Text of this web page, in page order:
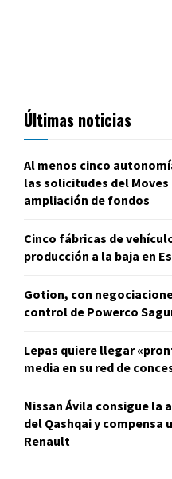
Últimas noticias
Al menos cinco
las solicitudes del Moves
ampliación de fondos
Cinco fábricas de
producción a la baja en
Gotion, con
control de Powerco
Lepas quiere llegar
media en su red de
Nissan Ávila consigue la
del Qashqai y compensa
Renault